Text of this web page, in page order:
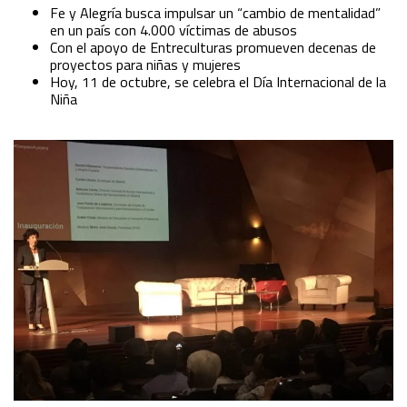
Fe y Alegría busca impulsar un “cambio de mentalidad”
en un país con 4.000 víctimas de abusos
Con el apoyo de Entreculturas promueven decenas de
proyectos para niñas y mujeres
Hoy, 11 de octubre, se celebra el Día Internacional de la
Niña